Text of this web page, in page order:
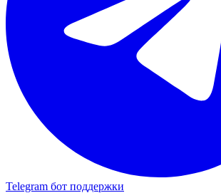
Telegram бот поддержки